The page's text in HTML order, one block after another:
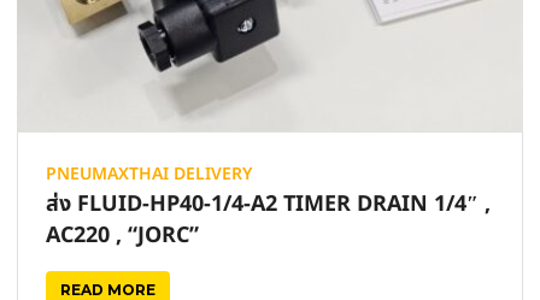
PNEUMAXTHAI DELIVERY
ส่ง FLUID-HP40-1/4-A2 TIMER DRAIN 1/4″ ,
AC220 , “JORC”
READ MORE